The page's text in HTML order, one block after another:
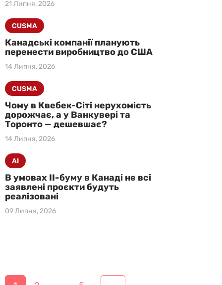
21 Липня, 2026
Канадські компанії планують
перенести виробництво до США
14 Липня, 2026
CUSMA
Чому в Квебек-Сіті нерухомість
дорожчає, а у Ванкувері та
Торонто — дешевшає?
14 Липня, 2026
CUSMA
В умовах ІІ-буму в Канаді не всі
заявлені проєкти будуть
реалізовані
09 Липня, 2026
AI